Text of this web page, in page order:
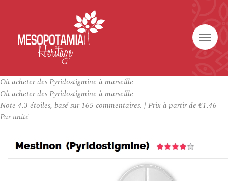
Où acheter des Pyridostigmine à marseille
Où acheter des Pyridostigmine à marseille
Note 4.3 étoiles, basé sur 165 commentaires. |Prix à partir de €1.46
Par unité